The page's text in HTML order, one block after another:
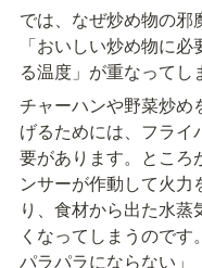
では、なぜ炒め物の邪
「おいしい炒め物に
る温度」が重なってし
チャーハンや野菜炒め
げるためには、フライ
要があります。ところ
ンサーが作動して火
り、食材から出た水
くなってしまうので
パラパラにならない」